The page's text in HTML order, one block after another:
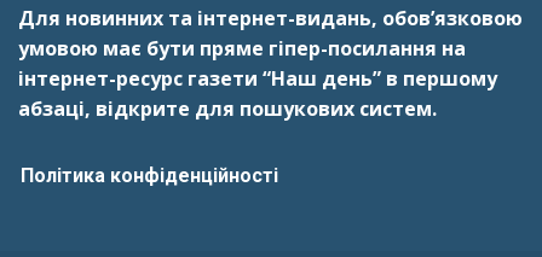
Для новинних та інтернет-видань, обов’язковою
умовою має бути пряме гіпер-посилання на
інтернет-ресурс газети “Наш день” в першому
абзаці, відкрите для пошукових систем.
Політика конфіденційності